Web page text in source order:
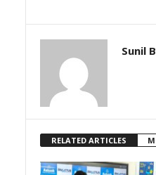
Sunil
RELATED ARTICLES